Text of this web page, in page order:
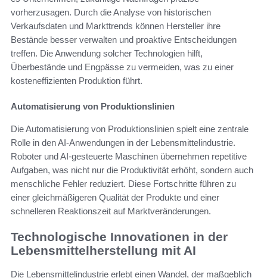
vorherzusagen. Durch die Analyse von historischen
Verkaufsdaten und Markttrends können Hersteller ihre
Bestände besser verwalten und proaktive Entscheidungen
treffen. Die Anwendung solcher Technologien hilft,
Überbestände und Engpässe zu vermeiden, was zu einer
kosteneffizienten Produktion führt.
Automatisierung von Produktionslinien
Die Automatisierung von Produktionslinien spielt eine zentrale
Rolle in den AI-Anwendungen in der Lebensmittelindustrie.
Roboter und AI-gesteuerte Maschinen übernehmen repetitive
Aufgaben, was nicht nur die Produktivität erhöht, sondern auch
menschliche Fehler reduziert. Diese Fortschritte führen zu
einer gleichmäßigeren Qualität der Produkte und einer
schnelleren Reaktionszeit auf Marktveränderungen.
Technologische Innovationen in der
Lebensmittelherstellung mit AI
Die Lebensmittelindustrie erlebt einen Wandel, der maßgeblich